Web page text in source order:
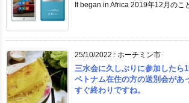
It began in Africa 2019年12月のこ
25/10/2022 : ホーチミン市
三水会に久しぶりに参加したら
ベトナム在住の方の送別会があ
すぐ終わりですね。